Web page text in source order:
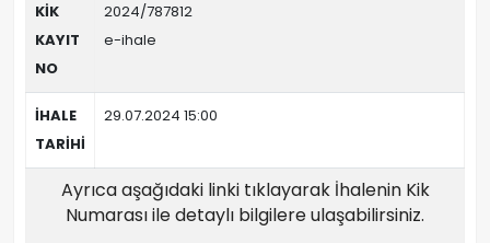
KİK
KAYIT
NO
2024/787812
e-ihale
İHALE
TARİHİ
29.07.2024 15:00
Ayrıca aşağıdaki linki tıklayarak İhalenin Kik
Numarası ile detaylı bilgilere ulaşabilirsiniz.